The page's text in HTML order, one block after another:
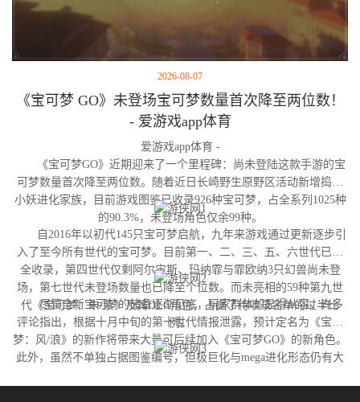
2026-08-07
《宝可梦 GO》未登场宝可梦数量首次降至两位数！
- 爱游戏app体育
爱游戏app体育 -
《宝可梦GO》近期迎来了一个里程碑：尚未登陆这款手游的宝
可梦数量首次降至两位数。随着近日长崎野生原野区活动新增捣蛋
小妖进化家族，目前游戏图鉴已收录926种宝可梦，占全系列1025种
的90.3%，未登场角色仅余99种。
自2016年以初代145只宝可梦启航，九年来游戏通过更新逐步引
入了至今所有世代的宝可梦。目前第一、二、三、五、六世代已完
全收录，第四世代仅剩阿尔宙斯、玛纳霏与霏欧纳3只幻兽尚未登
场，第七世代未登场数量也已降至个位数。而未亮相的59种第九世
代《宝可梦：朱/紫》及其DLC角色，占据了待收录名单的过半比
例。
尽管全新宝可梦的储备逐渐见底，玩家群体却显得从容。许多
评论指出，根据十月中旬的第十世代情报泄露，预计定名为《宝可
梦：风/浪》的新作将带来大量可后续加入《宝可梦GO》的新角色。
此外，虽然不单独占据图鉴编号，但极巨化与mega进化形态仍有大